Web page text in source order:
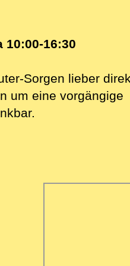
10:00-16:30
Sorgen lieber
um eine vorgängige